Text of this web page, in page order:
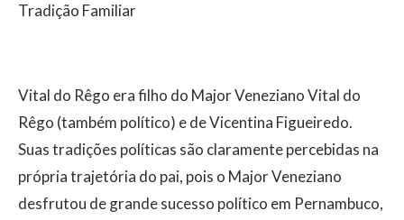
Tradição Familiar
Vital do Rêgo era filho do Major Veneziano Vital do
Rêgo (também político) e de Vicentina Figueiredo.
Suas tradições políticas são claramente percebidas na
própria trajetória do pai, pois o Major Veneziano
desfrutou de grande sucesso político em Pernambuco,